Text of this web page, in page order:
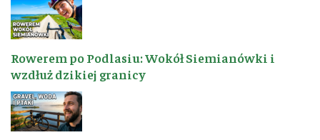
Rowerem po Podlasiu: Wokół Siemianówki i
wzdłuż dzikiej granicy